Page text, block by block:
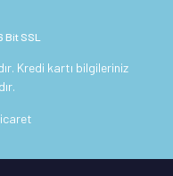
Bit SSL
Kredi kartı bilgileriniz